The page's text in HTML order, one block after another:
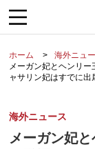
ホーム
海外ニュ
メーガン妃とヘンリ
ャサリン妃はすでに出
海外ニュース
メーガン妃